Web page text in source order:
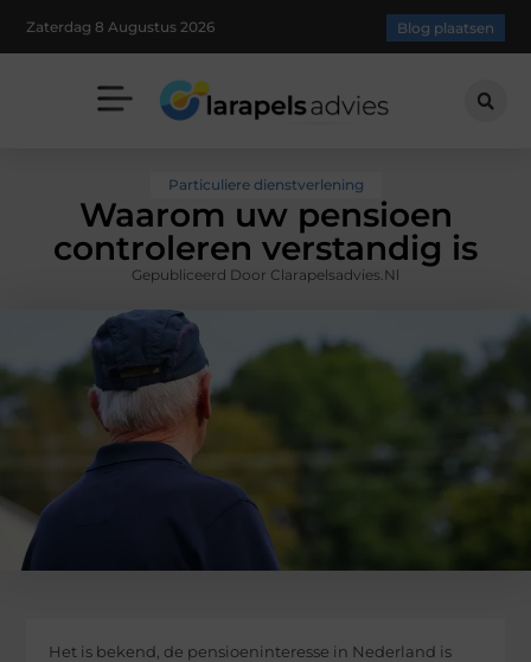
Zaterdag 8 Augustus 2026 Blog plaatsen
Particuliere dienstverlening
Waarom uw pensioen
controleren verstandig is
Gepubliceerd Door Clarapelsadvies.nl
Het is bekend, de pensioeninteresse in Nederland is